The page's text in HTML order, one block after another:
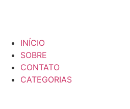
INÍCIO
SOBRE
CONTATO
CATEGORIAS